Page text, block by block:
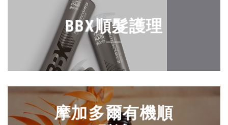
BBX順髮護理
摩加多爾有機順